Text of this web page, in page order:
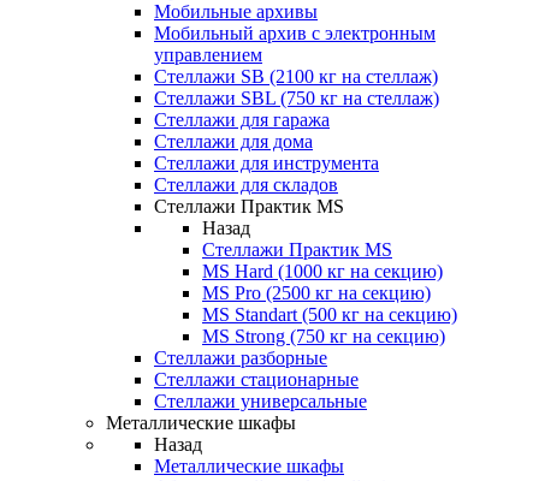
Мобильные архивы
Мобильный архив с электронным
управлением
Стеллажи SB (2100 кг на стеллаж)
Стеллажи SBL (750 кг на стеллаж)
Стеллажи для гаража
Стеллажи для дома
Стеллажи для инструмента
Стеллажи для складов
Стеллажи Практик MS
Назад
Стеллажи Практик MS
MS Hard (1000 кг на секцию)
MS Pro (2500 кг на секцию)
MS Standart (500 кг на секцию)
MS Strong (750 кг на секцию)
Стеллажи разборные
Стеллажи стационарные
Стеллажи универсальные
Металлические шкафы
Назад
Металлические шкафы